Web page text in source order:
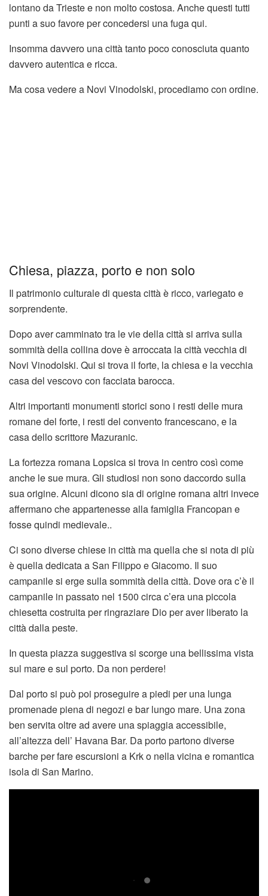
lontano da Trieste e non molto costosa. Anche questi tutti
punti a suo favore per concedersi una fuga qui.
Insomma davvero una città tanto poco conosciuta quanto
davvero autentica e ricca.
Ma cosa vedere a Novi Vinodolski, procediamo con ordine.
Chiesa, piazza, porto e non solo
Il patrimonio culturale di questa città è ricco, variegato e
sorprendente.
Dopo aver camminato tra le vie della città si arriva sulla
sommità della collina dove è arroccata la città vecchia di
Novi Vinodolski. Qui si trova il forte, la chiesa e la vecchia
casa del vescovo con facciata barocca.
Altri importanti monumenti storici sono i resti delle mura
romane del forte, i resti del convento francescano, e la
casa dello scrittore Mazuranic.
La fortezza romana Lopsica si trova in centro così come
anche le sue mura. Gli studiosi non sono daccordo sulla
sua origine. Alcuni dicono sia di origine romana altri invece
affermano che appartenesse alla famiglia Francopan e
fosse quindi medievale..
Ci sono diverse chiese in città ma quella che si nota di più
è quella dedicata a San Filippo e Giacomo. Il suo
campanile si erge sulla sommità della città. Dove ora c’è il
campanile in passato nel 1500 circa c’era una piccola
chiesetta costruita per ringraziare Dio per aver liberato la
città dalla peste.
In questa piazza suggestiva si scorge una bellissima vista
sul mare e sul porto. Da non perdere!
Dal porto si può poi proseguire a piedi per una lunga
promenade piena di negozi e bar lungo mare. Una zona
ben servita oltre ad avere una spiaggia accessibile,
all’altezza dell’ Havana Bar. Da porto partono diverse
barche per fare escursioni a Krk o nella vicina e romantica
isola di San Marino.